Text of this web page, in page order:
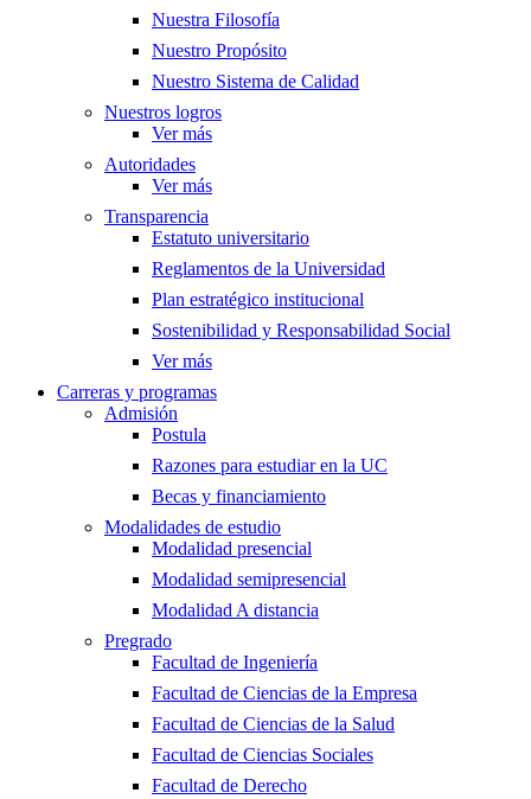
Nuestra Filosofía
Nuestro Propósito
Nuestro Sistema de Calidad
Nuestros logros
Ver más
Autoridades
Ver más
Transparencia
Estatuto universitario
Reglamentos de la Universidad
Plan estratégico institucional
Sostenibilidad y Responsabilidad Social
Ver más
Carreras y programas
Admisión
Postula
Razones para estudiar en la UC
Becas y financiamiento
Modalidades de estudio
Modalidad presencial
Modalidad semipresencial
Modalidad A distancia
Pregrado
Facultad de Ingeniería
Facultad de Ciencias de la Empresa
Facultad de Ciencias de la Salud
Facultad de Ciencias Sociales
Facultad de Derecho